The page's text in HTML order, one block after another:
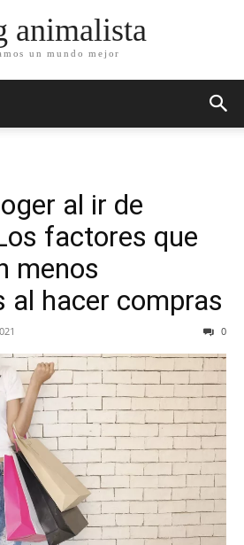
animalista
un mundo mejor
al ir de
factores que
menos
al hacer compras
0